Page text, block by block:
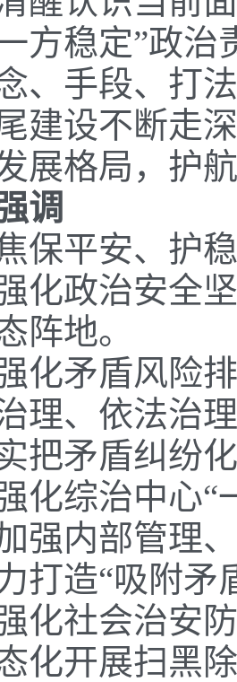
方稳定”政治
、手段、打
建设不断走
展格局 ， 护航
调
保平安、护
化政治安全
阵地。
化矛盾风险
理、 依法治理
把矛盾纠纷
化综治中心“
强内部管理、
打造“吸附矛
化社会治安
化开展扫黑